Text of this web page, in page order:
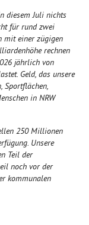
diesem Juli nichts
für rund zwei
mit einer zügigen
rechnen
jährlich von
Geld, das unsere
Sportflächen,
in NRW
250 Millionen
Unsere
Teil der
noch vor der
kommunalen